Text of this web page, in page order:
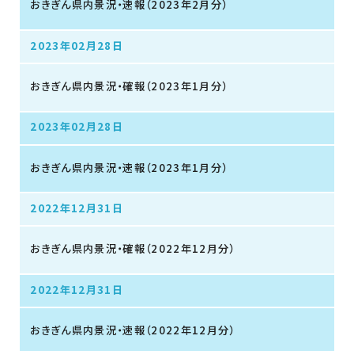
おきぎん県内景況・速報（2023年2月分）
2023年02月28日
おきぎん県内景況・確報（2023年1月分）
2023年02月28日
おきぎん県内景況・速報（2023年1月分）
2022年12月31日
おきぎん県内景況・確報（2022年12月分）
2022年12月31日
おきぎん県内景況・速報（2022年12月分）